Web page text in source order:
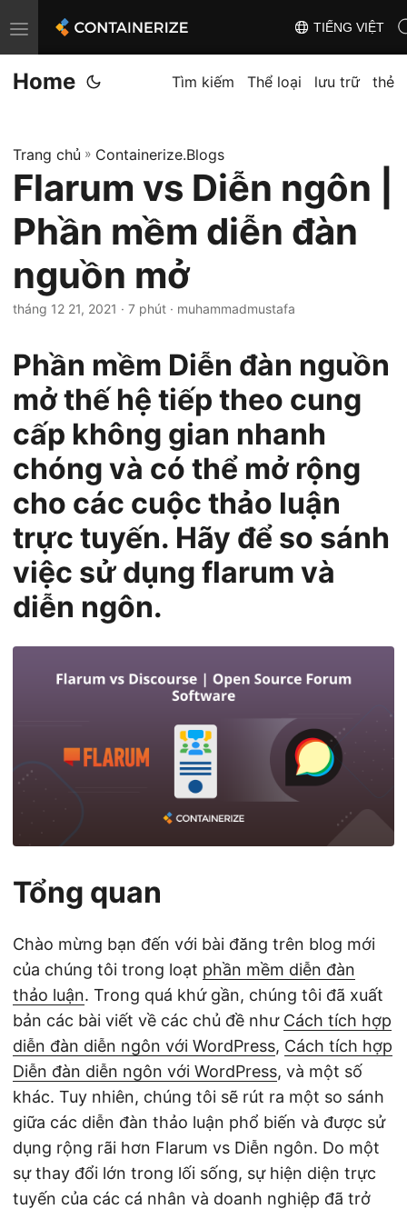
T
o
g
e
n
v
g
a
i
n
TIẾNG VIỆT
Home Tìm kiếm Thể loại lưu trữ thẻ
Trang chủ » Containerize.Blogs
Flarum vs Diễn ngôn |
Phần mềm diễn đàn
nguồn mở
tháng 12 21, 2021 · 7 phút · muhammadmustafa
Phần mềm Diễn đàn nguồn
mở thế hệ tiếp theo cung
cấp không gian nhanh
chóng và có thể mở rộng
cho các cuộc thảo luận
trực tuyến. Hãy để so sánh
việc sử dụng flarum và
diễn ngôn.
Tổng quan
Chào mừng bạn đến với bài đăng trên blog mới
của chúng tôi trong loạt phần mềm diễn đàn
thảo luận. Trong quá khứ gần, chúng tôi đã xuất
bản các bài viết về các chủ đề như Cách tích hợp
diễn đàn diễn ngôn với WordPress, Cách tích hợp
Diễn đàn diễn ngôn với WordPress, và một số
khác. Tuy nhiên, chúng tôi sẽ rút ra một so sánh
giữa các diễn đàn thảo luận phổ biến và được sử
dụng rộng rãi hơn Flarum vs Diễn ngôn. Do một
sự thay đổi lớn trong lối sống, sự hiện diện trực
tuyến của các cá nhân và doanh nghiệp đã trở